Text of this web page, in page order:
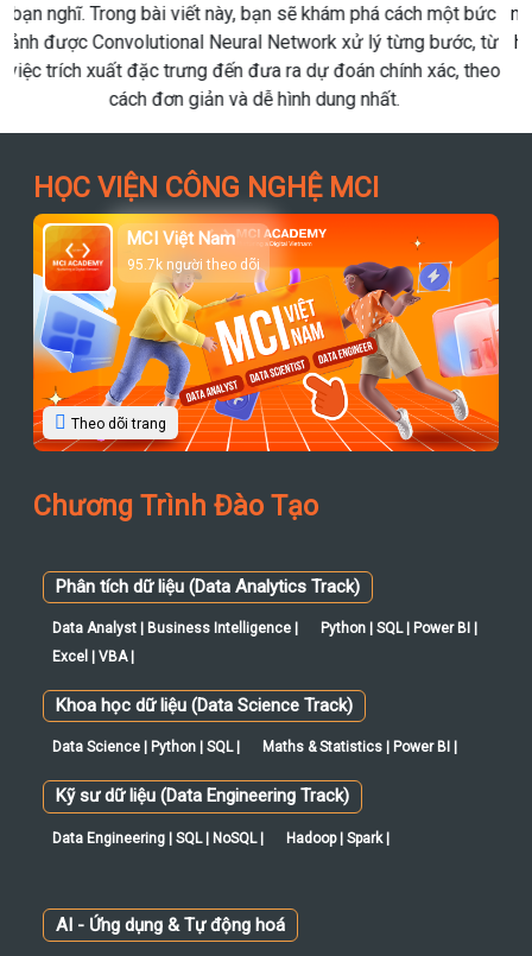
nghiệp đang triển khai Modern Data Platform hoặc xây dựng
hệ thống AI nội bộ, đây là những cập nhật đáng để theo dõi.
HỌC VIỆN CÔNG NGHỆ MCI
MCI Việt Nam
95.7k người theo dõi
Theo dõi trang
Chương Trình Đào Tạo
Data Analyst | Business Intelligence |
Python | SQL | Power BI |
Excel | VBA |
Khoa học dữ liệu (Data Science Track)
Data Science | Python | SQL | Maths & Statistics | Power BI |
Kỹ sư dữ liệu (Data Engineering Track)
Data Engineering | SQL | NoSQL | Hadoop | Spark |
AI Fundamentals | AI Engineer
AI Mastery (Smart AI – AI Agent – n8n)